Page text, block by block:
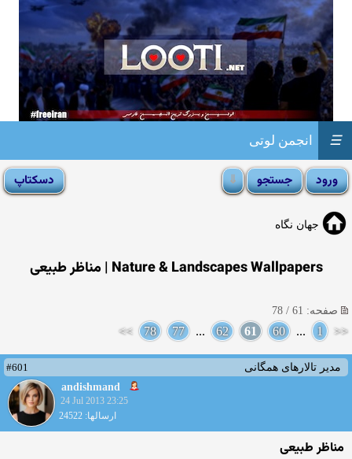
انجمن لوتی ☰
جهان نگاه
Nature & Landscapes Wallpapers | مناظر طبیعی
صفحه: 61 / 78
<<
1
...
60
61
62
...
77
78
>>
مدیر تالارهای همگانی
#601
andishmand
24 Jul 2013 23:25
ارسالها: 24522
مناظر طبیعی